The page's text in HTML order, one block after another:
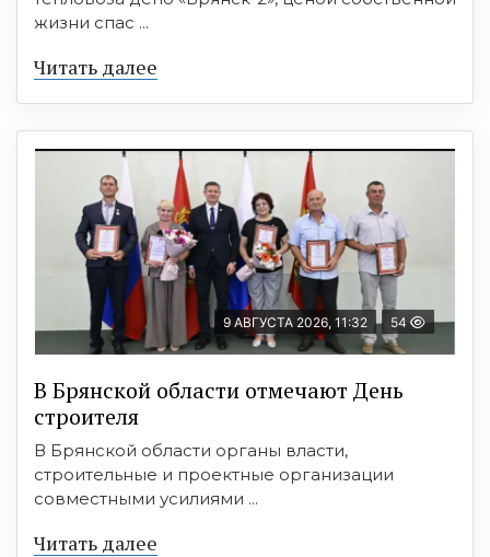
жизни спас ...
Читать далее
9 АВГУСТА 2026, 11:32 54
В Брянской области отмечают День
строителя
В Брянской области органы власти,
строительные и проектные организации
совместными усилиями ...
Читать далее